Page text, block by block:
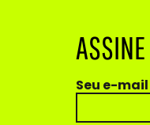
Seu e-mail